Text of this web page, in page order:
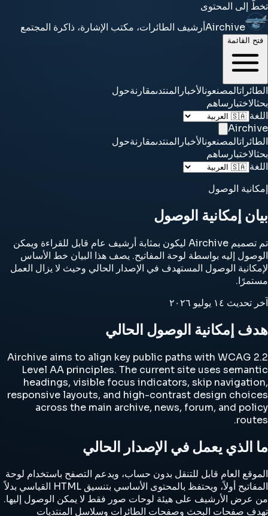
تخطَّ إلى المحتوى
Airchiveأرشيف الطائرات، مكتب الإشارة، ذاكرة المجتمع
فتح القائمة
الطائراتالمصنعونالأخبار المنتدىمقارنةحول
بحثالاختبار ساهم
اللغة
Airchive
الطائراتالمصنعونالأخبار المنتدىمقارنةحول
بحثالاختبار ساهم
اللغة
إمكانية الوصول
بيان إمكانية الوصول
تم تصميم Airchive ليكون بمثابة أرشيف عام قابل للقراءة ويمكن
الوصول إليه بواسطة لوحة المفاتيح. يصف هذا البيان خط الأساس
لإمكانية الوصول المستهدف في الإصدار الحالي وحيث لا يزال العمل
مستمرًا.
آخر تحديث ١٤ يوليو ٢٠٢٦
هدف إمكانية الوصول الحالي
Airchive aims to align key public paths with WCAG 2.2
Level AA principles. The current site uses semantic
headings, visible focus indicators, skip navigation,
responsive layouts, and high-contrast design choices
across the main archive, news, forum, and policy
routes.
ما الذي يعمل في الإصدار الحالي
الموقع العام قابل للتنقل بدون حساب، ويدعم التصفح باستخدام لوحة
المفاتيح أولاً، ويحتفظ بالمحتوى الأساسي بتنسيق HTML القياسي بدلاً
من عرض الأرشيف على هيئة لوحات صور فقط لا يمكن الوصول إليها.
تهدف صفحات البحث وصفحات الطائرات وسلاسل المنتديات